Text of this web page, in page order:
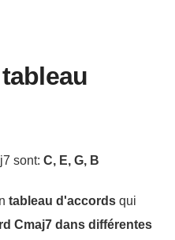
sont: C, E, G, B
tableau d'accordsqui
Cmaj7dans différentes